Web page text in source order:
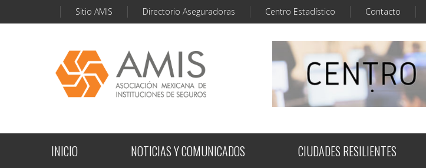
Sitio AMIS Directorio Aseguradoras Centro Estadístico Contacto
INICIO NOTICIAS Y COMUNICADOS CIUDADES RESILIENTES